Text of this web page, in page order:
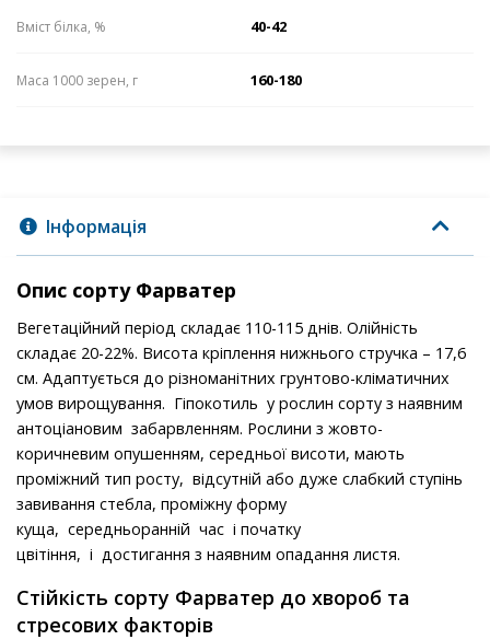
Вміст білка, % 40-42
Маса 1000 зерен, г 160-180
Інформація
Опис сорту Фарватер
Вегетаційний період складає 110-115 днів. Олійність
складає 20-22%. Висота кріплення нижнього стручка – 17,6
см. Адаптується до різноманітних грунтово-кліматичних
умов вирощування. Гіпокотиль у рослин сорту з наявним
антоціановим забарвленням. Рослини з жовто-
коричневим опушенням, середньої висоти, мають
проміжний тип росту, відсутній або дуже слабкий ступінь
завивання стебла, проміжну форму
куща, середньоранній час і початку
цвітіння, і достигання з наявним опадання листя.
Стійкість сорту Фарватер до хвороб та
стресових факторів